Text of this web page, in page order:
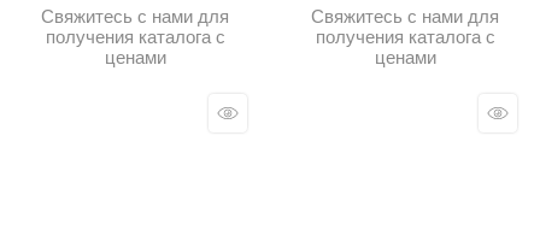
Свяжитесь с нами для
получения каталога с
ценами
Свяжитесь с нами для
получения каталога с
ценами